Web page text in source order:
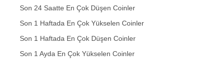
Son 24 Saatte En Çok Düşen Coinler
Son 1 Haftada En Çok Yükselen Coinler
Son 1 Haftada En Çok Düşen Coinler
Son 1 Ayda En Çok Yükselen Coinler